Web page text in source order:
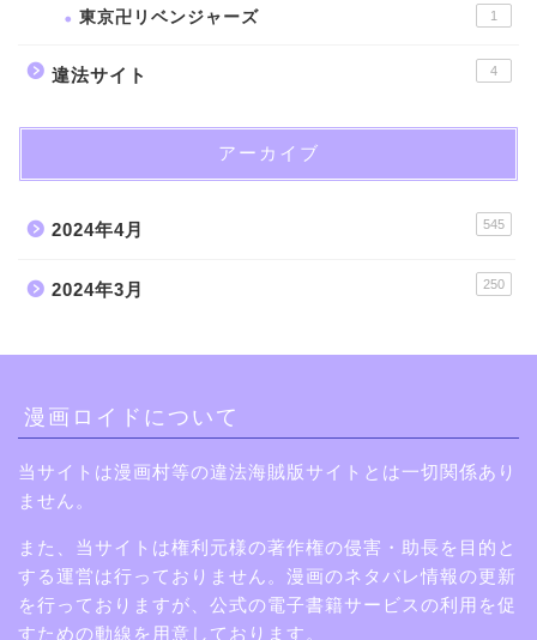
東京卍リベンジャーズ 1
違法サイト 4
アーカイブ
2024年4月 545
2024年3月 250
漫画ロイドについて
当サイトは漫画村等の違法海賊版サイトとは一切関係あり
ません。
また、当サイトは権利元様の著作権の侵害・助長を目的と
する運営は行っておりません。漫画のネタバレ情報の更新
を行っておりますが、公式の電子書籍サービスの利用を促
すための動線を用意しております。